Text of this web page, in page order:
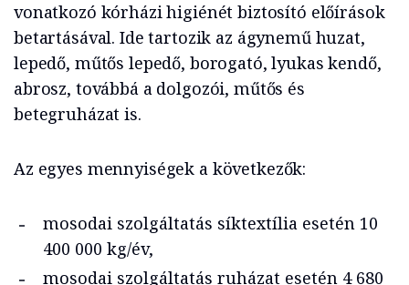
vonatkozó kórházi higiénét biztosító előírások
betartásával. Ide tartozik az ágynemű huzat,
lepedő, műtős lepedő, borogató, lyukas kendő,
abrosz, továbbá a dolgozói, műtős és
betegruházat is.
Az egyes mennyiségek a következők:
mosodai szolgáltatás síktextília esetén 10
400 000 kg/év,
mosodai szolgáltatás ruházat esetén 4 680